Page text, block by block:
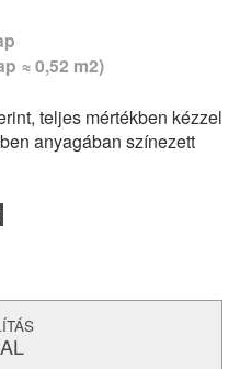
≈ 0,52 m2)
teljes mértékben kézzel
anyagában színezett